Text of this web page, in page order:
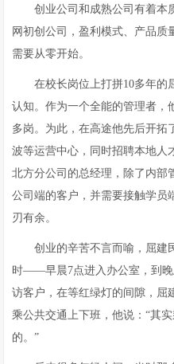
创业公司和成熟公司有着本
网初创公司，盈利模式、产品质
需要从零开始。
在校长岗位上打拼10多年的
认知。作为一个全能的管理者，
多岗。为此，在高途他先后开拓
波等运营中心，同时招聘本地人
北方分公司的总经理，除了内部
公司端的客户，并需要接触学
刃有余。
创业的辛苦不言而喻，屈建
时——早晨7点进入办公室，到晚
访客户，在等红绿灯的间隙，屈
乘公共交通上下班，他说：“其
的。”